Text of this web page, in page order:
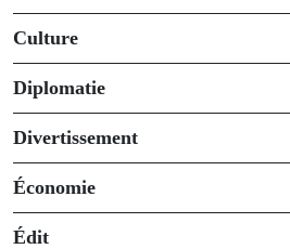
Culture
Diplomatie
Divertissement
Économie
Édit